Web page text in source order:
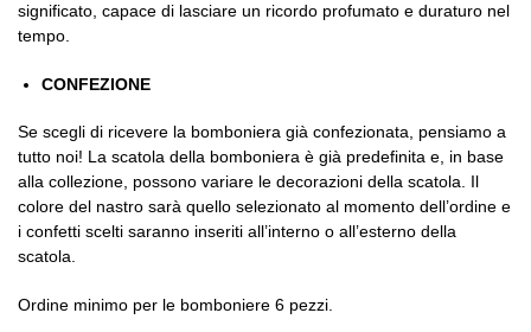
significato, capace di lasciare un ricordo profumato e duraturo nel
tempo.
CONFEZIONE
Se scegli di ricevere la bomboniera già confezionata, pensiamo a
tutto noi! La scatola della bomboniera è già predefinita e, in base
alla collezione, possono variare le decorazioni della scatola. Il
colore del nastro sarà quello selezionato al momento dell’ordine e
i confetti scelti saranno inseriti all’interno o all’esterno della
scatola.
Ordine minimo per le bomboniere 6 pezzi.